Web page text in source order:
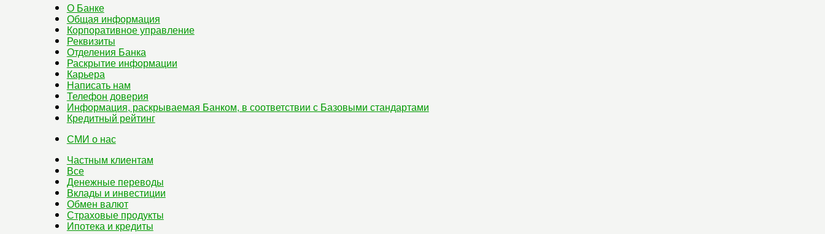
О Банке
Общая информация
Корпоративное управление
Реквизиты
Отделения Банка
Раскрытие информации
Карьера
Написать нам
Телефон доверия
Информация, раскрываемая Банком, в соответствии с Базовыми стандартами
Кредитный рейтинг
СМИ о нас
Частным клиентам
Все
Денежные переводы
Вклады и инвестиции
Обмен валют
Страховые продукты
Ипотека и кредиты